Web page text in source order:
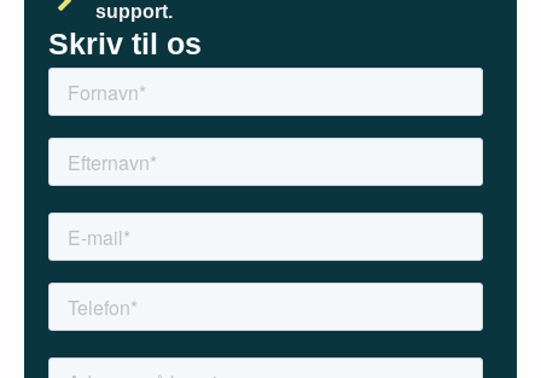
support.
Skriv til os